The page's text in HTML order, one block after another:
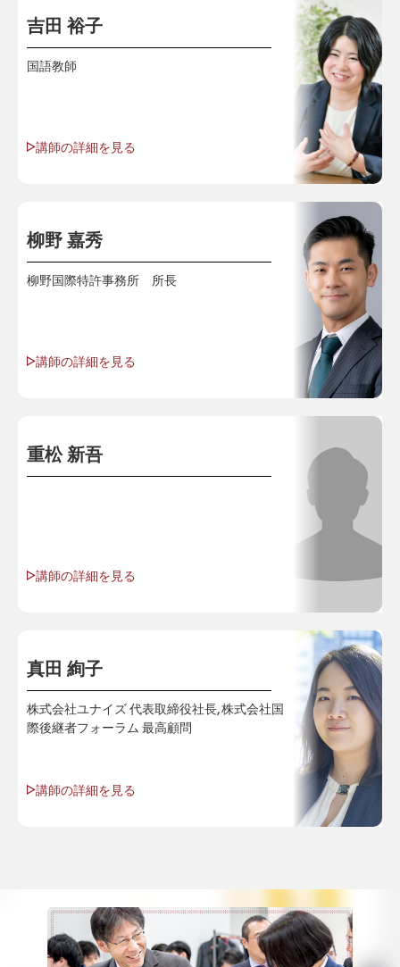
吉田 裕子
国語教師
講師の詳細を見る
柳野 嘉秀
柳野国際特許事務所 所長
講師の詳細を見る
重松 新吾
講師の詳細を見る
真田 絢子
株式会社ユナイズ 代表取締役社長, 株式会社国
際後継者フォーラム 最高顧問
講師の詳細を見る